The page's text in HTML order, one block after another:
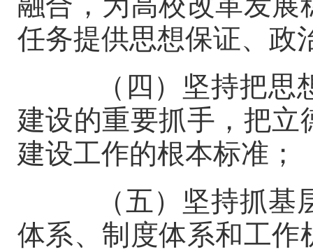
任务提供思想保证、政
（四）坚持把思想
建设的重要抓手，把
建设工作的根本标准；
（五）坚持抓基层
体系、制度体系和工作